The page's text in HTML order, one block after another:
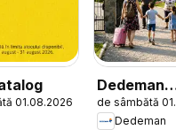
01.08.2026
Dedeman
Catalog
de sâmbătă
Dedeman